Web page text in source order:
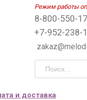
Режим работы
8-800-550-
+7-952-238-
и доставка